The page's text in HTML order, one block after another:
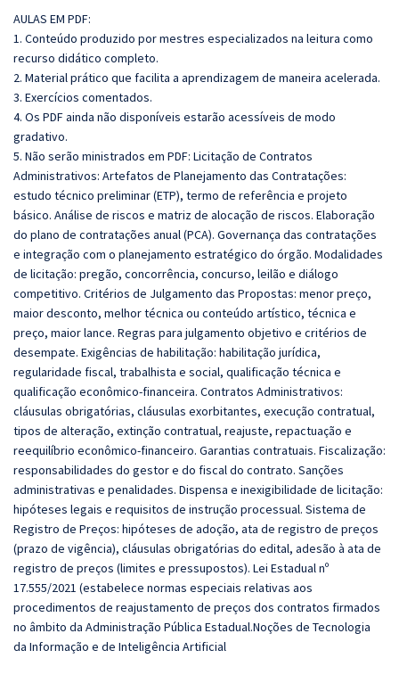
AULAS EM PDF:
1. Conteúdo produzido por mestres especializados na leitura como
recurso didático completo.
2. Material prático que facilita a aprendizagem de maneira acelerada.
3. Exercícios comentados.
4. Os PDF ainda não disponíveis estarão acessíveis de modo
gradativo.
5. Não serão ministrados em PDF: Licitação de Contratos
Administrativos: Artefatos de Planejamento das Contratações:
estudo técnico preliminar (ETP), termo de referência e projeto
básico. Análise de riscos e matriz de alocação de riscos. Elaboração
do plano de contratações anual (PCA). Governança das contratações
e integração com o planejamento estratégico do órgão. Modalidades
de licitação: pregão, concorrência, concurso, leilão e diálogo
competitivo. Critérios de Julgamento das Propostas: menor preço,
maior desconto, melhor técnica ou conteúdo artístico, técnica e
preço, maior lance. Regras para julgamento objetivo e critérios de
desempate. Exigências de habilitação: habilitação jurídica,
regularidade fiscal, trabalhista e social, qualificação técnica e
qualificação econômico-financeira. Contratos Administrativos:
cláusulas obrigatórias, cláusulas exorbitantes, execução contratual,
tipos de alteração, extinção contratual, reajuste, repactuação e
reequilíbrio econômico-financeiro. Garantias contratuais. Fiscalização:
responsabilidades do gestor e do fiscal do contrato. Sanções
administrativas e penalidades. Dispensa e inexigibilidade de licitação:
hipóteses legais e requisitos de instrução processual. Sistema de
Registro de Preços: hipóteses de adoção, ata de registro de preços
(prazo de vigência), cláusulas obrigatórias do edital, adesão à ata de
registro de preços (limites e pressupostos). Lei Estadual nº
17.555/2021 (estabelece normas especiais relativas aos
procedimentos de reajustamento de preços dos contratos firmados
no âmbito da Administração Pública Estadual.Noções de Tecnologia
da Informação e de Inteligência Artificial